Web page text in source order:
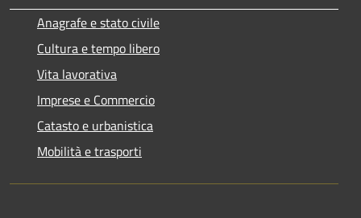
Anagrafe e stato civile
Cultura e tempo libero
Vita lavorativa
Imprese e Commercio
Catasto e urbanistica
Mobilità e trasporti